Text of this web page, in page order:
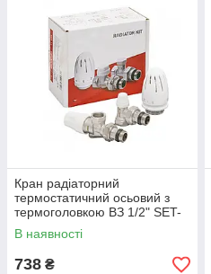
Кран радіаторний
термостатичний осьовий з
термоголовкою ВЗ 1/2" SET-
13 (Комплект)
В наявності
738 ₴